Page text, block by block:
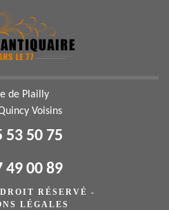
de Plailly
Voisins
53 50 75
49 00 89
RÉSERVÉ -
LÉGALES